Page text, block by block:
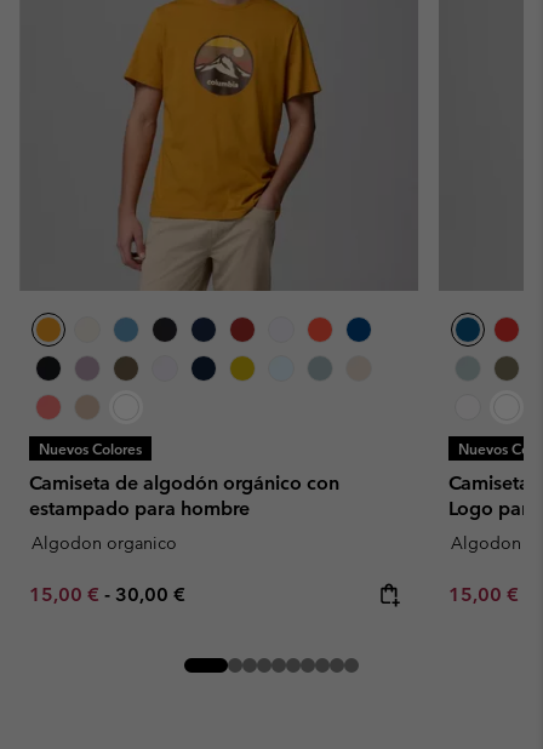
Nuevos Colores
Camiseta de algodón orgánico con
estampado para hombre
Algodon organico
Minimum sale price:
15,00 € - Maximum price:
30,00 €
Nuevos
Camiseta
Logo
Algodon
Minimum
15,00 €